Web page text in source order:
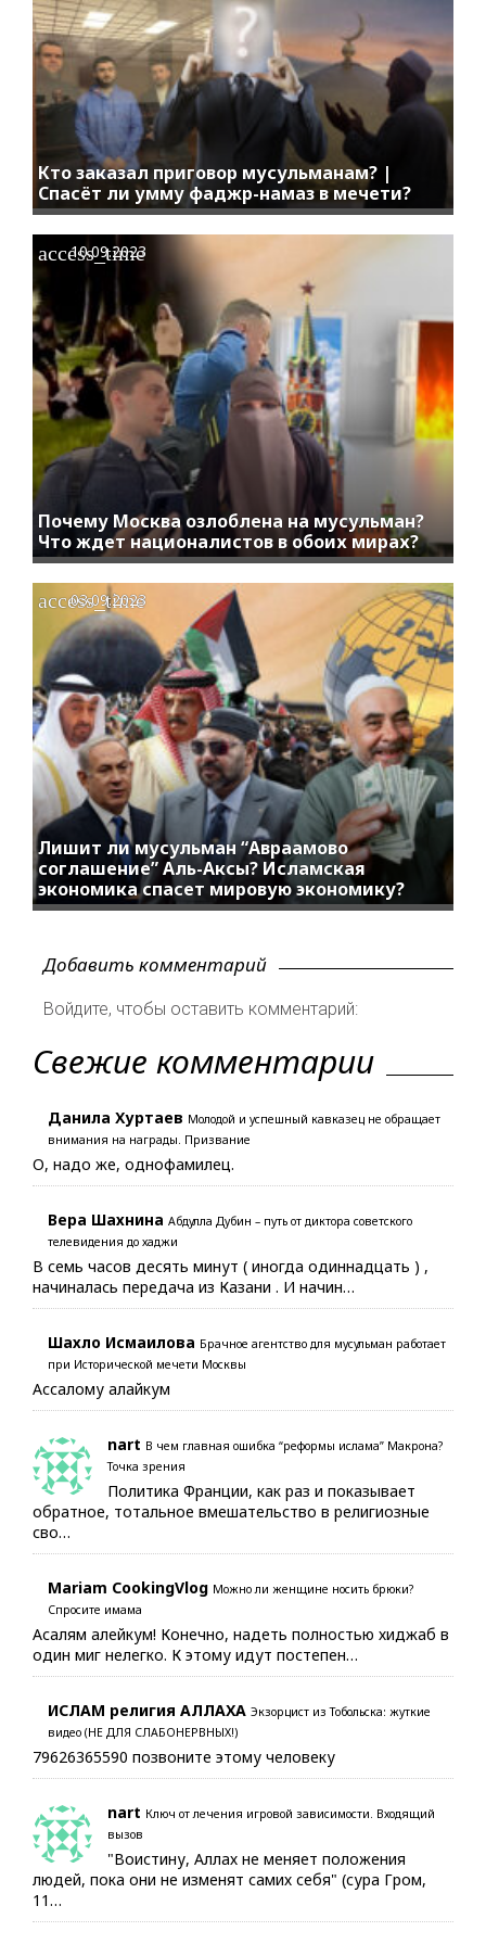
Кто заказал приговор мусульманам? |
Спасёт ли умму фаджр-намаз в мечети?
Почему Москва озлоблена на мусульман?
Что ждет националистов в обоих мирах?
access_time
10.09.2023
Лишит ли мусульман “Авраамово
соглашение” Аль-Аксы? Исламская
экономика спасет мировую экономику?
access_time
03.09.2023
Добавить комментарий
Войдите, чтобы оставить комментарий:
Свежие комментарии
Данила Хуртаев Молодой и успешный кавказец не обращает
внимания на награды. Призвание
О, надо же, однофамилец.
Вера Шахнина Абдулла Дубин – путь от диктора советского
телевидения до хаджи
В семь часов десять минут ( иногда одиннадцать ) ,
начиналась передача из Казани . И начин…
Шахло Исмаилова Брачное агентство для мусульман работает
при Исторической мечети Москвы
Ассалому алайкум
nart В чем главная ошибка “реформы ислама” Макрона?
Точка зрения
Политика Франции, как раз и показывает
обратное, тотальное вмешательство в религиозные
сво…
Mariam CookingVlog Можно ли женщине носить брюки?
Спросите имама
Асалям алейкум! Конечно, надеть полностью хиджаб в
один миг нелегко. К этому идут постепен…
ИСЛАМ религия АЛЛАХА Экзорцист из Тобольска: жуткие
видео (НЕ ДЛЯ СЛАБОНЕРВНЫХ!)
79626365590 позвоните этому человеку
nart Ключ от лечения игровой зависимости. Входящий
вызов
"Воистину, Аллах не меняет положения
людей, пока они не изменят самих себя" (сура Гром,
11…